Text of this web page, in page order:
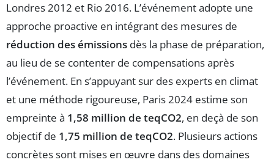
Londres 2012 et Rio 2016. L’événement adopte une
approche proactive en intégrant des mesures de
réduction des émissions dès la phase de préparation,
au lieu de se contenter de compensations après
l’événement. En s’appuyant sur des experts en climat
et une méthode rigoureuse, Paris 2024 estime son
empreinte à 1,58 million de teqCO2, en deçà de son
objectif de 1,75 million de teqCO2. Plusieurs actions
concrètes sont mises en œuvre dans des domaines